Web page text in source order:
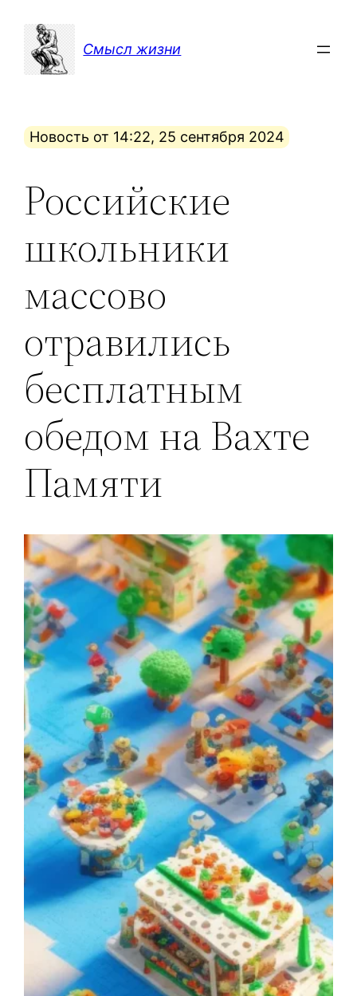
содержимому
Смысл жизни
Новость от 14:22, 25 сентября 2024
Российские
школьники
массово
отравились
бесплатным
обедом на Вахте
Памяти